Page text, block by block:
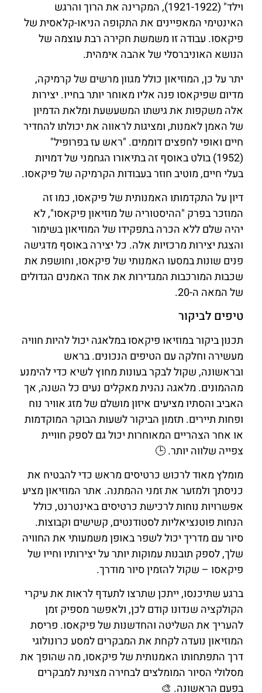
וילד" (1921-1922), המקרינה את הרוך והרגש
האינטימי המאפיינים את התקופה הניאו-קלאסית של
פיקאסו. עבודה זו משמשת חקירה רבת עוצמה של
הנושא האוניברסלי של אהבה אימהית.
יתר על כן, המוזיאון כולל מגוון מרשים של קרמיקה,
מדיום שפיקאסו פנה אליו מאוחר יותר בחייו. יצירות
אלה משקפות את גישתו המשעשעת ומלאת הדמיון
של האמן לאמנות, ומציגות לראווה את יכולתו להחדיר
חיים ואופי לחפצים דוממים. "ראש עז בפרופיל"
(1952) בולט באוסף זה בתיאורו הגחמני של דמויות
בעלי חיים, מוטיב חוזר בעבודות הקרמיקה של פיקאסו.
דיון על התקדמותו האמנותית של פיקאסו, כמו זה
המוזכר בפרק "ההיסטוריה של מוזיאון פיקאסו", לא
יהיה שלם ללא הכרה בתפקידו של המוזיאון בשימור
והצגת יצירות מרכזיות אלה. כל יצירה באוסף מדגישה
פנים שונות במסעו האמנותי של פיקאסו, וחושפת את
שכבות המורכבות המגדירות את אחד האמנים הגדולים
של המאה ה-20.
טיפים לביקור
תכנון ביקור במוזיאו פיקאסו במלאגה יכול להיות חוויה
מעשירה וחלקה עם הטיפים הנכונים. בראש
ובראשונה, שקול לבקר בעונות מחוץ לשיא כדי להימנע
מההמונים. מלאגה נהנית מאקלים נעים כל השנה, אך
האביב והסתיו מציעים איזון מושלם של מזג אוויר נוח
ופחות תיירים. תזמון הביקור לשעות הבוקר המוקדמות
או אחר הצהריים המאוחרות יכול גם לספק חוויית
צפייה שלווה יותר. 🕒
מומלץ מאוד לרכוש כרטיסים מראש כדי להבטיח את
כניסתך ולמזער את זמני ההמתנה. אתר המוזיאון מציע
אפשרויות נוחות לרכישת כרטיסים באינטרנט, כולל
הנחות פוטנציאליות לסטודנטים, קשישים וקבוצות.
סיור עם מדריך יכול לשפר באופן משמעותי את החוויה
שלך, לספק תובנות עמוקות יותר על יצירותיו וחייו של
פיקאסו – שקול להזמין סיור מודרך.
ברגע שתיכנסו, ייתכן שתרצו לתעדף לראות את עיקרי
הקולקציה שנדונו קודם לכן, ולאפשר מספיק זמן
להעריך את השליטה והחדשנות של פיקאסו. פריסת
המוזיאון נועדה לקחת את המבקרים למסע כרונולוגי
דרך התפתחותו האמנותית של פיקאסו, מה שהופך את
מסלולי הסיור המומלצים לבחירה מצוינת למבקרים
בפעם הראשונה. 🎨